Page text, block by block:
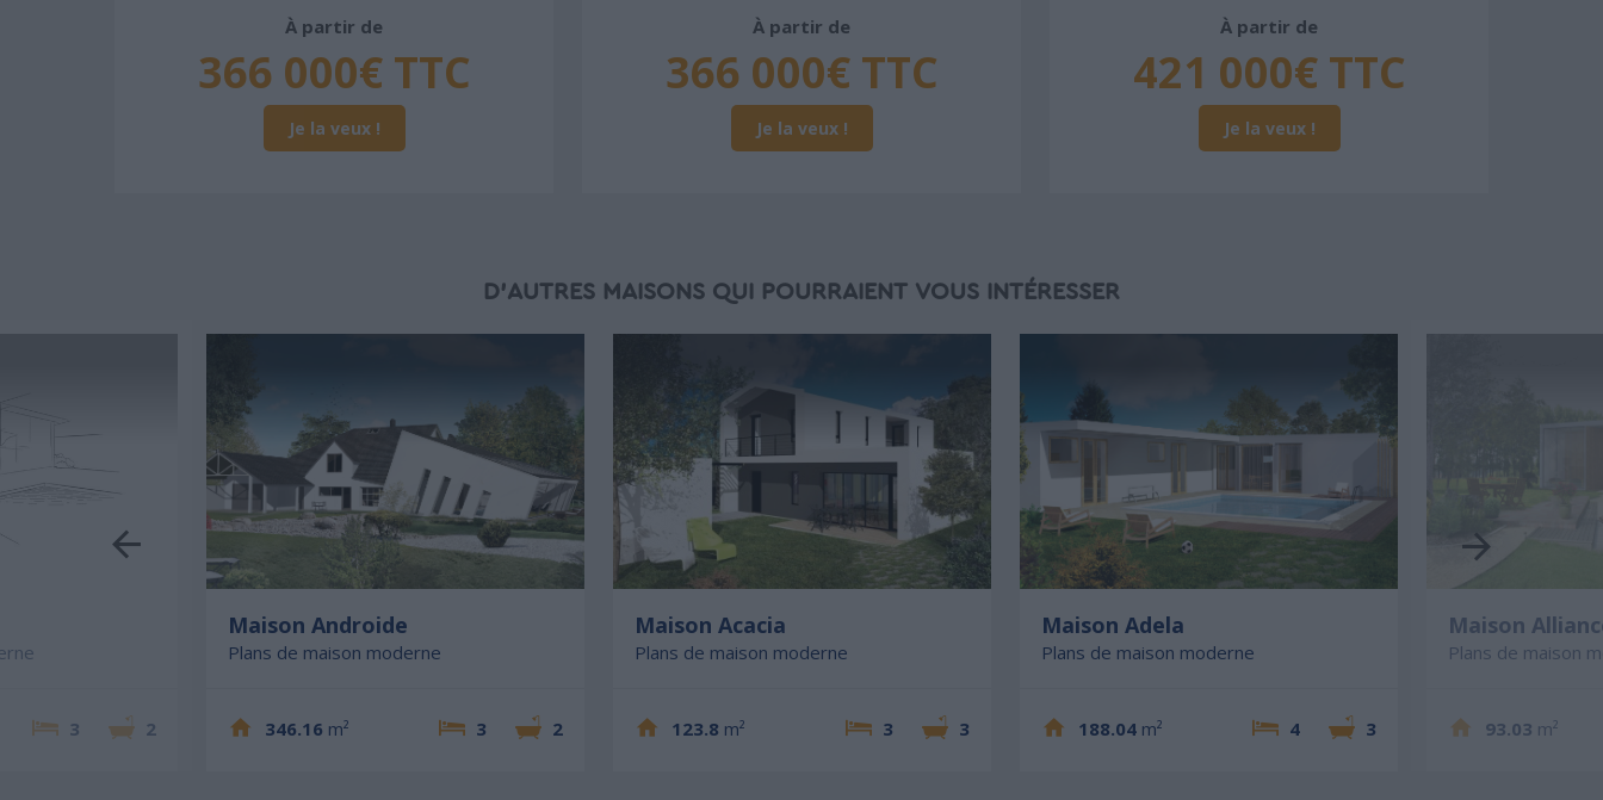
À partir de
366 000€ TTC
Je la veux !
À partir de
366 000€ TTC
Je la veux !
À partir de
421 000€ TTC
Je la veux !
D'AUTRES MAISONS QUI POURRAIENT VOUS INTÉRESSER
3 2
Maison Androide
Plans de maison moderne
346.16 m² 3 2
Maison Acacia
Plans de maison moderne
123.8 m² 3 3
Maison Adela
Plans de maison moderne
188.04 m² 4 3
Maison
Plans de maison
93.03 m²